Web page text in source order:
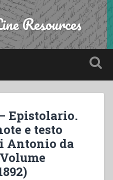
Resources
Epistolario.
e testo
Antonio da